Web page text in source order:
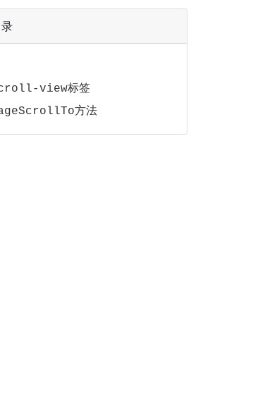
view标签
方法